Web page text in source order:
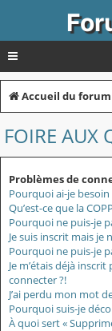
Accueil du forum
FOIRE AUX
Problèmes de
Pourquoi ai-je besoin
Qu’est-ce que la
Pourquoi ne puis-je
Je suis inscrit mais je
Pourquoi ne puis-je
Je m’étais déjà
connecter ?!
J’ai perdu mon mot
Pourquoi suis-je
À quoi sert «